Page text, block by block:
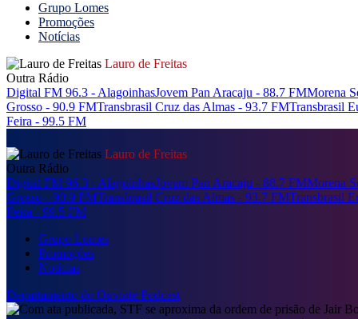
Grupo Lomes
Promoções
Notícias
Lauro de Freitas
Outra Rádio
Digital FM 96.3 - AlagoinhasJovem Pan Aracaju - 88.7 FMMorena
Grosso - 90.9 FMTransbrasil Cruz das Almas - 93.7 FMTransbrasil
Feira - 99.5 FM
Lauro de Freitas
Outra Rádio
Digital FM 96.3 - AlagoinhasJovem Pan Aracaju - 88.7 FMMorena
Grosso - 90.9 FMTransbrasil Cruz das Almas - 93.7 FMTransbrasil
Feira - 99.5 FM
Grupo Lomes
Promoções
Notícias
Departamento do Ouvinte Podcast